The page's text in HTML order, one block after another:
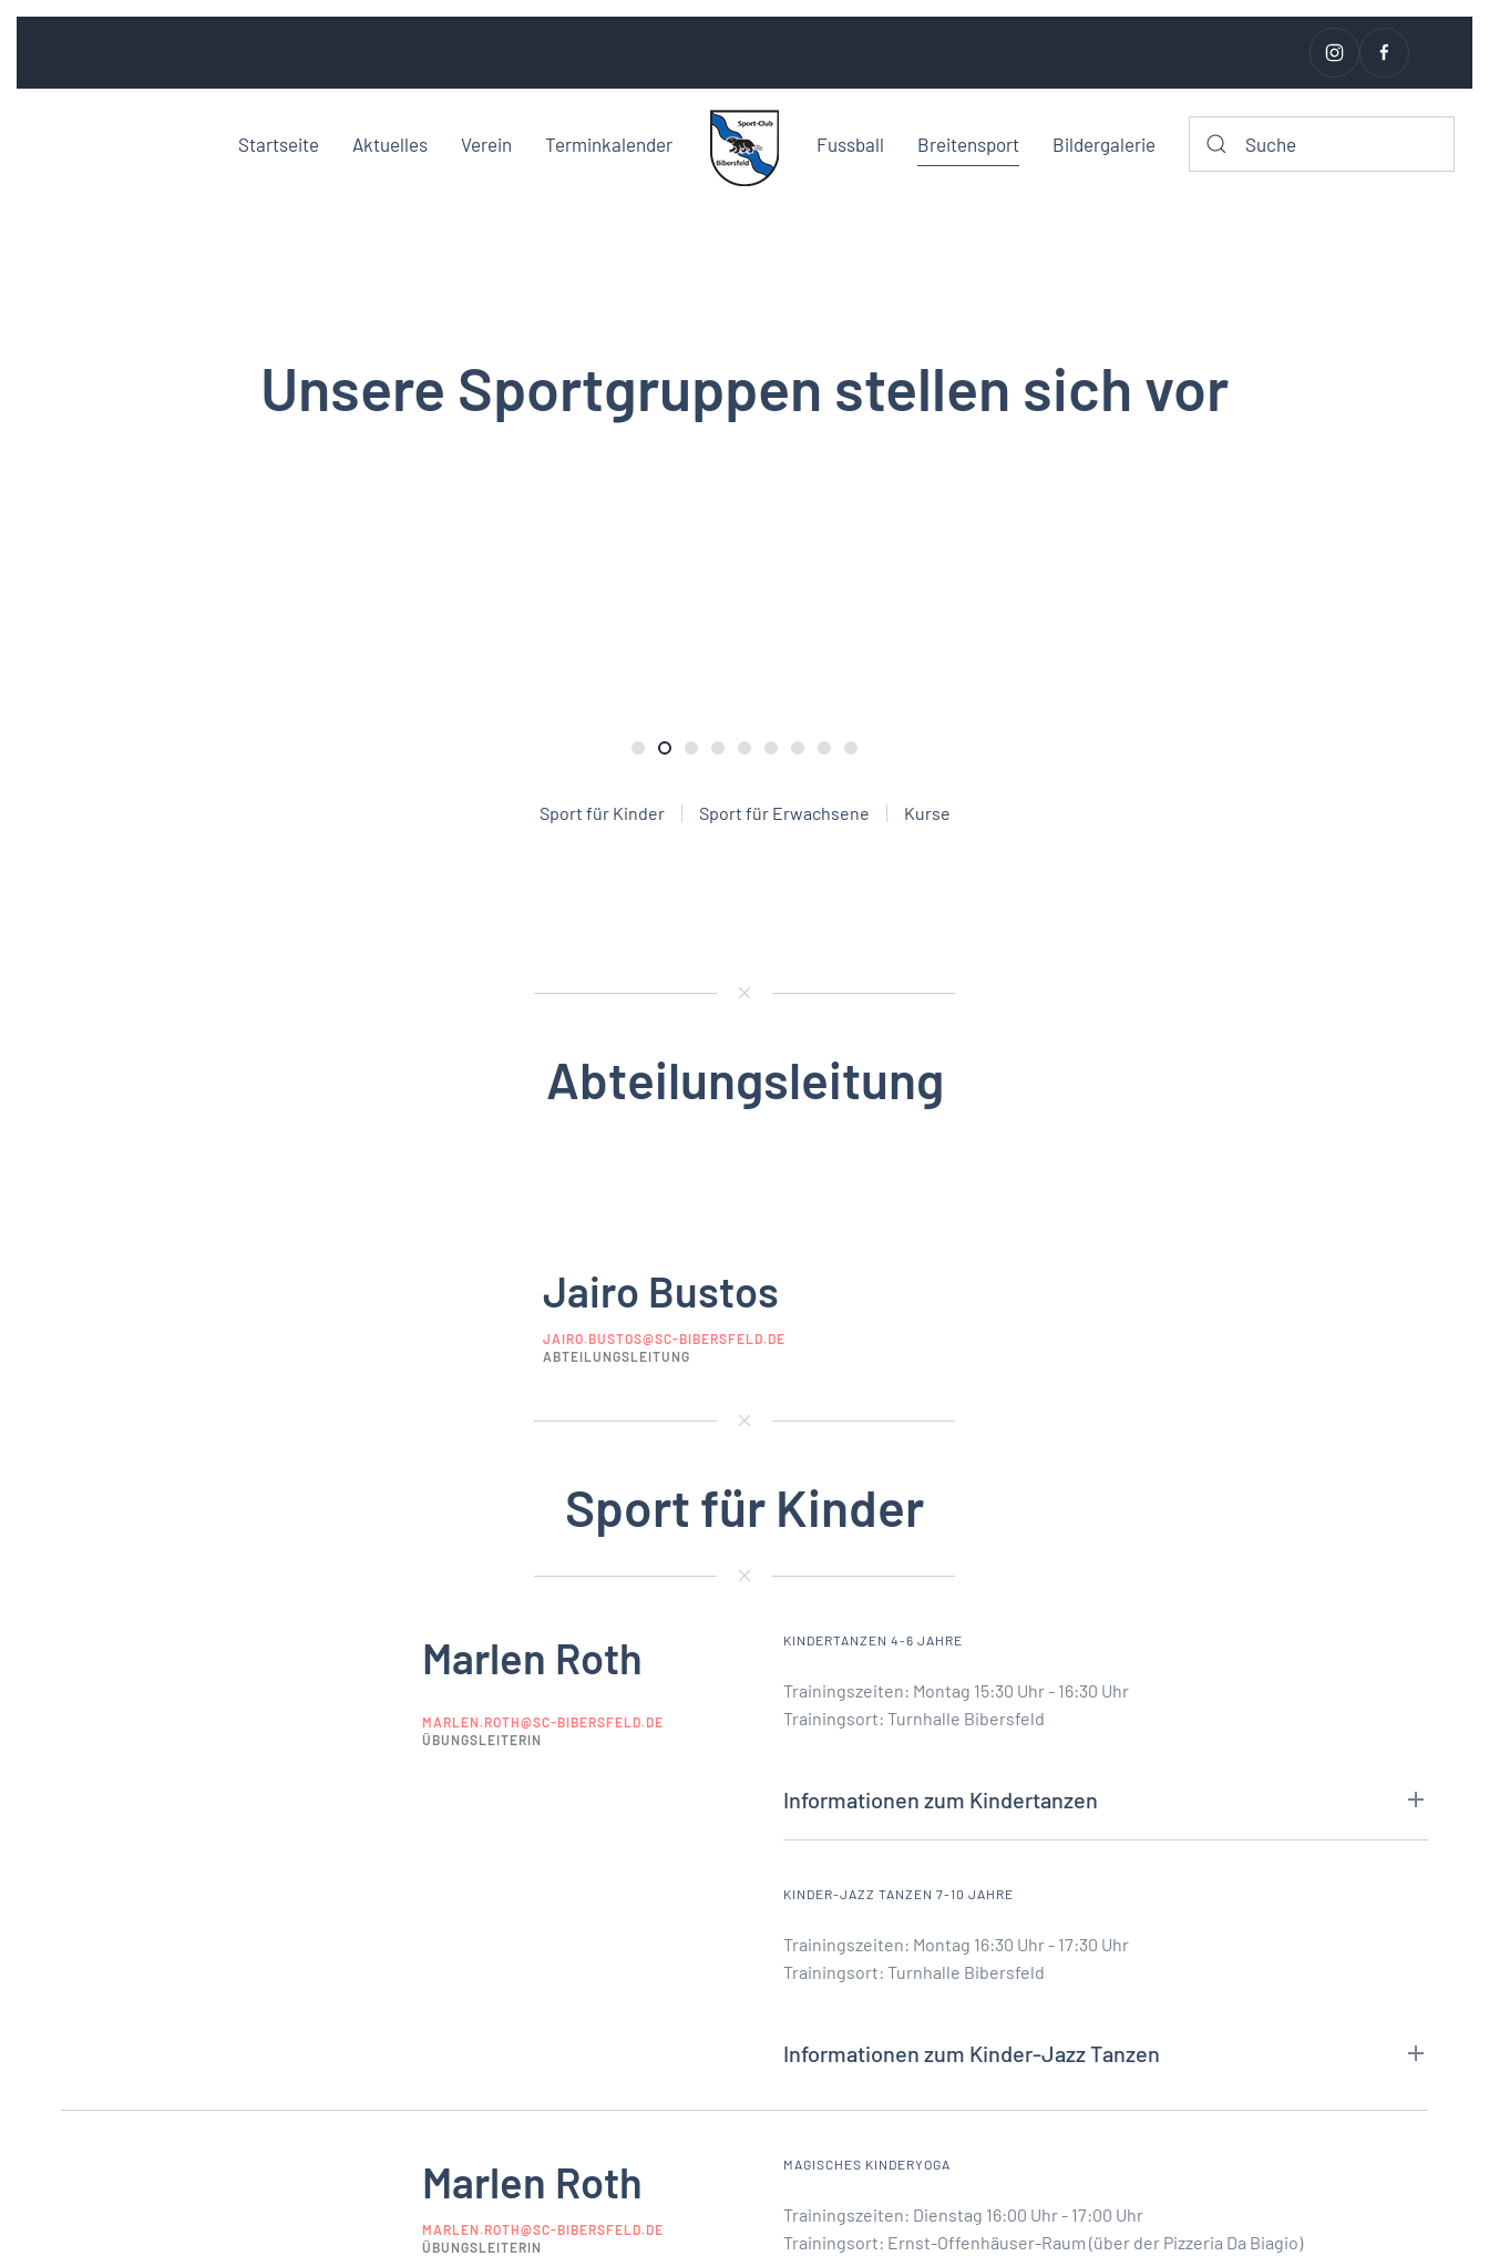
Startseite Aktuelles Verein Terminkalender Fussball Breitensport Bildergalerie
Unsere Sportgruppen stellen sich vor
Sport für Kinder Sport für Erwachsene Kurse
Abteilungsleitung
Jairo Bustos
JAIRO.BUSTOS@SC-BIBERSFELD.DE
ABTEILUNGSLEITUNG
Sport für Kinder
Marlen Roth
MARLEN.ROTH@SC-BIBERSFELD.DE
ÜBUNGSLEITERIN
KINDERTANZEN 4-6 JAHRE
Trainingszeiten: Montag 15:30 Uhr - 16:30 Uhr
Trainingsort: Turnhalle Bibersfeld
Informationen zum Kindertanzen
KINDER-JAZZ TANZEN 7-10 JAHRE
Trainingszeiten: Montag 16:30 Uhr - 17:30 Uhr
Trainingsort: Turnhalle Bibersfeld
Informationen zum Kinder-Jazz Tanzen
Marlen Roth
MARLEN.ROTH@SC-BIBERSFELD.DE
ÜBUNGSLEITERIN
MAGISCHES KINDERYOGA
Trainingszeiten: Dienstag 16:00 Uhr - 17:00 Uhr
Trainingsort: Ernst-Offenhäuser-Raum (über der Pizzeria Da Biagio)